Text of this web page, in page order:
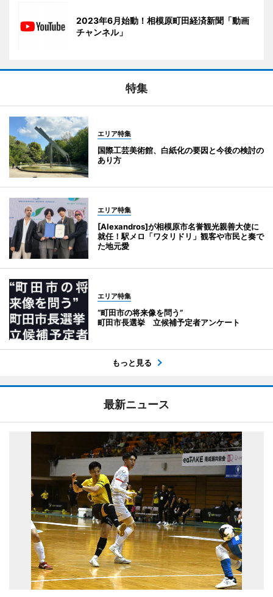
2023年6月始動！相模原町田経済新聞「動画
チャンネル」
特集
エリア特集
国際工芸美術館、白紙化の要因と今後の検討の
あり方
エリア特集
[Alexandros]が相模原市名誉観光親善大使に
就任！駅メロ「ワタリドリ」観客や市民と奏で
た地元愛
エリア特集
“町田市の将来像を問う”
町田市長選挙 立候補予定者アンケート
もっと見る
最新ニュース